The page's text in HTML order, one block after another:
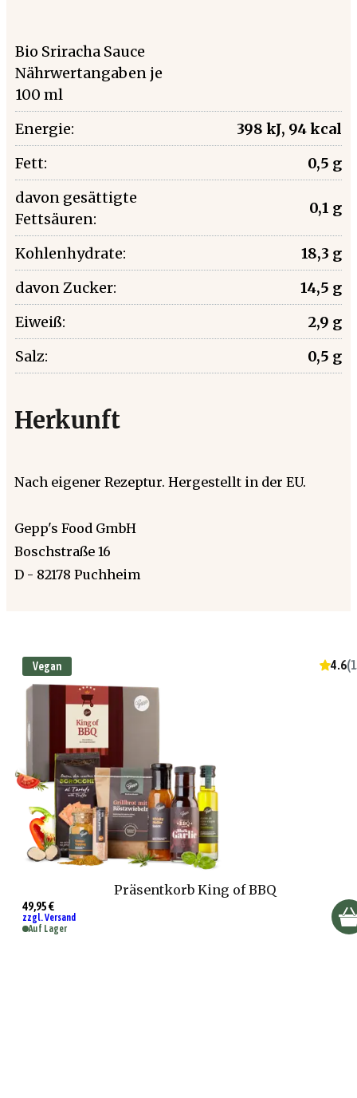
Bio Sriracha Sauce
Nährwertangaben je
100 ml
Energie:
398 kJ, 94 kcal
Fett:
0,5 g
davon gesättigte
Fettsäuren:
0,1 g
Kohlenhydrate:
18,3 g
davon Zucker:
14,5 g
Eiweiß:
2,9 g
Salz:
0,5 g
Herkunft
Nach eigener Rezeptur. Hergestellt in der EU.
Gepp's Food GmbH
Boschstraße 16
D - 82178 Puchheim
Vegan 4.6(
Präsentkorb King of BBQ
49,95 €
zzgl. Versand
Auf Lager